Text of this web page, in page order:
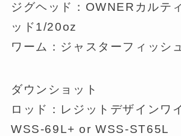
ジグヘッド：OWNERカルテ
ッド1/20oz
ワーム：ジャスターフィッシ
ダウンショット
ロッド：レジットデザインワ
WSS-69L+ or WSS-ST65L